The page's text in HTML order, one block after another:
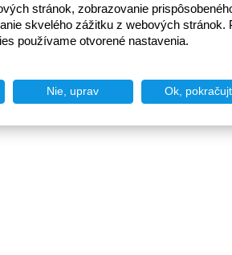
stránok, zobrazovanie
skvelého zážitku z webových stránok.
používame otvorené nastavenia.
Nie, uprav Ok,